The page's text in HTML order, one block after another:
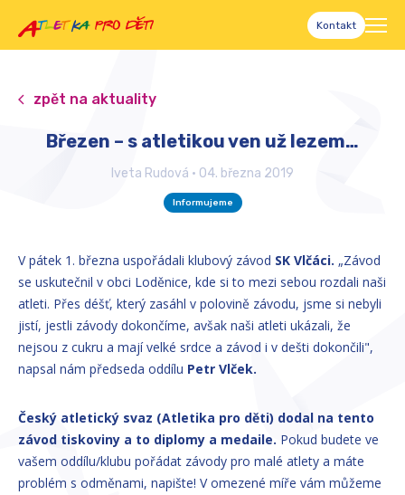
Kontakt
zpět na aktuality
Březen – s atletikou ven už lezem…
Iveta Rudová • 04. března 2019
Informujeme
V pátek 1. března uspořádali klubový závod SK Vlčáci. „Závod
se uskutečnil v obci Loděnice, kde si to mezi sebou rozdali naši
atleti. Přes déšť, který zasáhl v polovině závodu, jsme si nebyli
jistí, jestli závody dokončíme, avšak naši atleti ukázali, že
nejsou z cukru a mají velké srdce a závod i v dešti dokončili",
napsal nám předseda oddílu Petr Vlček.
Český atletický svaz (Atletika pro děti) dodal na tento
závod tiskoviny a to diplomy a medaile. Pokud budete ve
vašem oddílu/klubu pořádat závody pro malé atlety a máte
problém s odměnami, napište! V omezené míře vám můžeme